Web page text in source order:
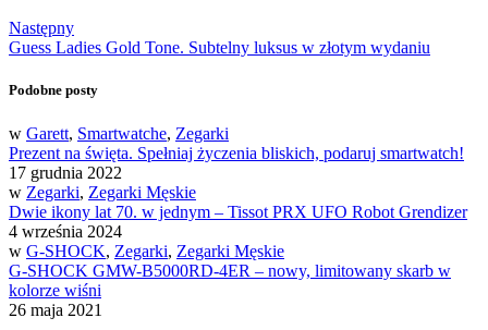
Następny
Guess Ladies Gold Tone. Subtelny luksus w złotym wydaniu
Podobne posty
w Garett, Smartwatche, Zegarki
Prezent na święta. Spełniaj życzenia bliskich, podaruj smartwatch!
17 grudnia 2022
w Zegarki, Zegarki Męskie
Dwie ikony lat 70. w jednym – Tissot PRX UFO Robot Grendizer
4 września 2024
w G-SHOCK, Zegarki, Zegarki Męskie
G-SHOCK GMW-B5000RD-4ER – nowy, limitowany skarb w
kolorze wiśni
26 maja 2021